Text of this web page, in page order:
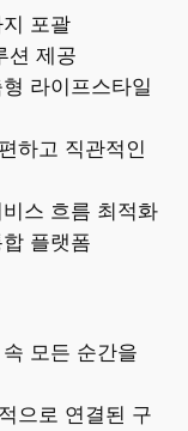
포괄
션 제공
형 라이프스타일
하고 직관적인
스 흐름 최적화
플랫폼
모든 순간을
으로 연결된 구